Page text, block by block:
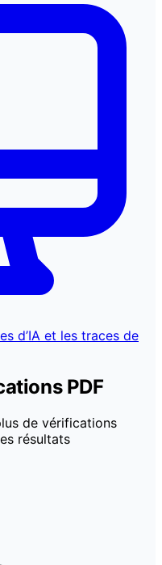
d’IA et les traces de
PDF
de vérifications
résultats